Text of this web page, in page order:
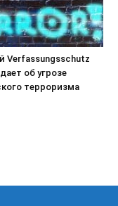
Verfassungsschutz
об угрозе
терроризма